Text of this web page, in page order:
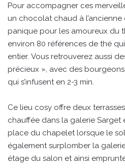
Pour accompagner ces
un chocolat chaud à l’ancienne
panique pour les amoureux du
environ 80 références de thé
entier. Vous retrouverez aussi
précieux », avec des
qui s’infusent en 2-3 min.
Ce lieu cosy offre deux
chauffée dans la galerie Sarget
place du chapelet lorsque le
également surplomber la
étage du salon et ainsi